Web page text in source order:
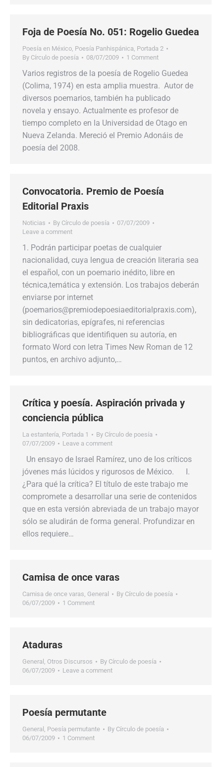
Foja de Poesía No. 051: Rogelio Guedea
Poesía en México, Poesía Panhispánica, Portada 2
By Círculo de poesía 08/07/2009 1 Comment
Varios registros de la poesía de Rogelio Guedea
(Colima, 1974) en esta amplia muestra. Autor de
diversos poemarios, también ha publicado
novela y ensayo. Actualmente es profesor de
tiempo completo en la Universidad de Otago en
Nueva Zelanda. Mereció el Premio Adonáis de
poesía del 2008.
Convocatoria. Premio de Poesía
Editorial Praxis
Noticias By Círculo de poesía
07/07/2009
Leave a comment
1. Podrán participar poetas de cualquier
nacionalidad, cuya lengua de creación literaria sea
el español, con un poemario inédito, libre en
técnica,temática y extensión. Los trabajos deberán
enviarse por internet
(poemarios@premiodepoesiaeditorialpraxis.com),
sin dedicatorias, epígrafes, ni referencias
bibliográficas que identifiquen su autoría, en
formato Word con letra Times New Roman de 12
puntos, en archivo adjunto,…
Crítica y poesía. Aspiración privada y
conciencia pública
La estantería, Portada 1 By Círculo de poesía
07/07/2009
Leave a comment
Un ensayo de Israel Ramírez, uno de los críticos
jóvenes más lúcidos y rigurosos de México. I.
¿Para qué la crítica? El título de este trabajo me
compromete a desarrollar una serie de contenidos
que en esta versión abreviada de un trabajo mayor
sólo se aludirán de forma general. Profundizar en
ellos requiere…
Camisa de once varas
Camisa de once varas, General By Círculo de poesía
06/07/2009
1 Comment
Ataduras
General , Otros Discursos By Círculo de poesía
06/07/2009
Leave a comment
Poesía permutante
General , Poesía permutante By Círculo de poesía
06/07/2009
1 Comment